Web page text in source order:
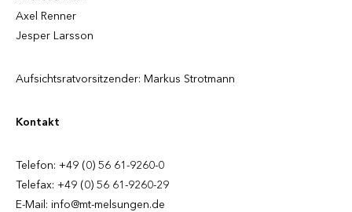
Axel Renner
Jesper Larsson
Aufsichtsratvorsitzender: Markus Strotmann
Kontakt
Telefon: +49 (0) 56 61-9260-0
Telefax: +49 (0) 56 61-9260-29
E-Mail: info@mt-melsungen.de